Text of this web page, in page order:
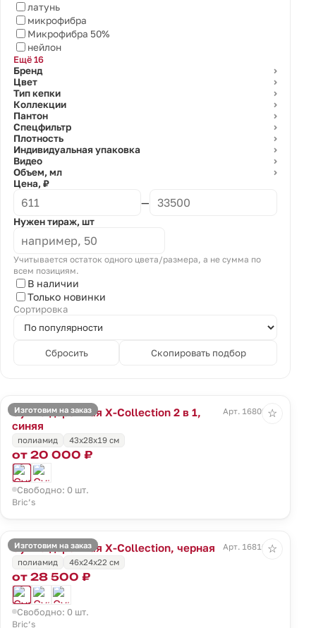
латунь
микрофибра
Микрофибра 50%
нейлон
Ещё 16
Бренд
⌄
Цвет ⌄
Тип кепки ⌄
Коллекции ⌄
Пантон ⌄
Спецфильтр ⌄
Плотность ⌄
Индивидуальная упаковка ⌄
Видео ⌄
Объем, мл ⌄
Цена, ₽
—
Нужен тираж, шт
Учитывается остаток одного цвета/размера, а не сумма по
всем позициям.
В наличии
Только новинки
Сортировка
Сбросить Скопировать подбор
Изготовим на заказ
Сумка дорожная X-Collection 2 в 1,
синяя
Арт. 16809.40
полиамид 43x28x19 см
от 20 000 ₽
Свободно: 0 шт.
Bric’s
☆
Изготовим на заказ
Сумка дорожная X-Collection, черная
Арт. 16810.30
полиамид
46x24x22 см
от 28 500 ₽
Свободно: 0 шт.
Bric’s
☆